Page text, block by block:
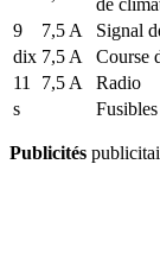
de
9
7,5 A
Signal
dix 7,5 A
Course
11
7,5 A
Radio
s
Publicités